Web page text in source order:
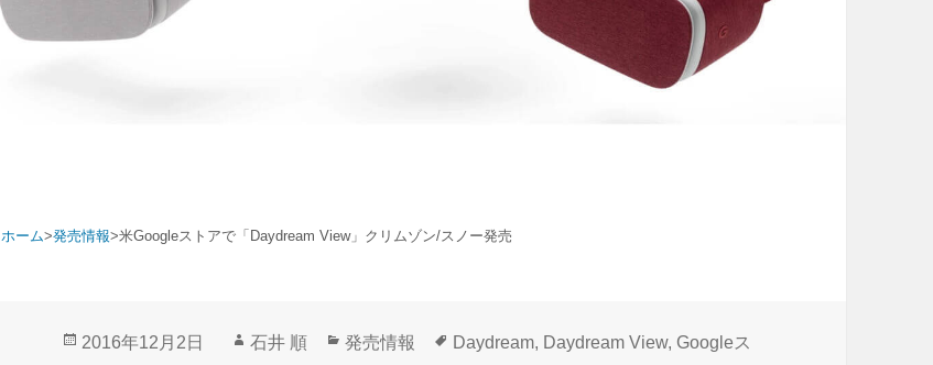
ホーム>発売情報>米Googleストアで「Daydream View」クリムゾン/スノー発売
投
2016年12月2日
作
石井 順
カ
発売情報
タ
Daydream, Daydream View, Googleス